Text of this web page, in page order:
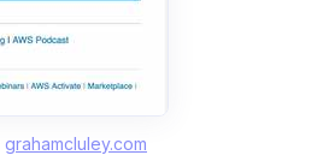
grahamcluley.com